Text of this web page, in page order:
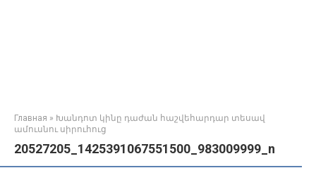
Главная » Խանդոտ կինը դաժան հաշվեհարդար տեսավ
ամուսնու սիրուհուց
20527205_1425391067551500_983009999_n